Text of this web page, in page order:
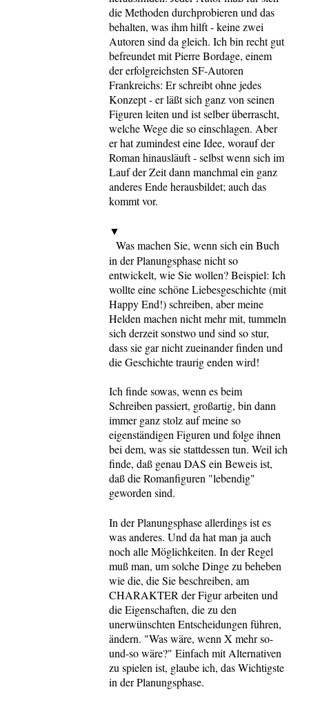
die Methoden durchprobieren und das
behalten, was ihm hilft - keine zwei
Autoren sind da gleich. Ich bin recht gut
befreundet mit Pierre Bordage, einem
der erfolgreichsten SF-Autoren
Frankreichs: Er schreibt ohne jedes
Konzept - er läßt sich ganz von seinen
Figuren leiten und ist selber überrascht,
welche Wege die so einschlagen. Aber
er hat zumindest eine Idee, worauf der
Roman hinausläuft - selbst wenn sich im
Lauf der Zeit dann manchmal ein ganz
anderes Ende herausbildet; auch das
kommt vor.
▼
Was machen Sie, wenn sich ein Buch
in der Planungsphase nicht so
entwickelt, wie Sie wollen? Beispiel: Ich
wollte eine schöne Liebesgeschichte (mit
Happy End!) schreiben, aber meine
Helden machen nicht mehr mit, tummeln
sich derzeit sonstwo und sind so stur,
dass sie gar nicht zueinander finden und
die Geschichte traurig enden wird!
Ich finde sowas, wenn es beim
Schreiben passiert, großartig, bin dann
immer ganz stolz auf meine so
eigenständigen Figuren und folge ihnen
bei dem, was sie stattdessen tun. Weil ich
finde, daß genau DAS ein Beweis ist,
daß die Romanfiguren "lebendig"
geworden sind.
In der Planungsphase allerdings ist es
was anderes. Und da hat man ja auch
noch alle Möglichkeiten. In der Regel
muß man, um solche Dinge zu beheben
wie die, die Sie beschreiben, am
CHARAKTER der Figur arbeiten und
die Eigenschaften, die zu den
unerwünschten Entscheidungen führen,
ändern. "Was wäre, wenn X mehr so-
und-so wäre?" Einfach mit Alternativen
zu spielen ist, glaube ich, das Wichtigste
in der Planungsphase.